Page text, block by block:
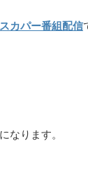
スカパー番組配信
になります。